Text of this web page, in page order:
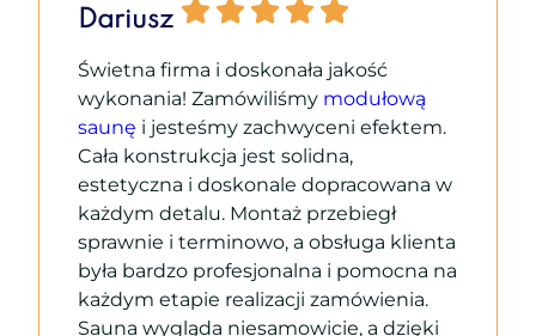
Dariusz
Świetna firma i doskonała jakość
wykonania! Zamówiliśmy modułową
saunę i jesteśmy zachwyceni efektem.
Cała konstrukcja jest solidna,
estetyczna i doskonale dopracowana w
każdym detalu. Montaż przebiegł
sprawnie i terminowo, a obsługa klienta
była bardzo profesjonalna i pomocna na
każdym etapie realizacji zamówienia.
Sauna wygląda niesamowicie, a dzięki